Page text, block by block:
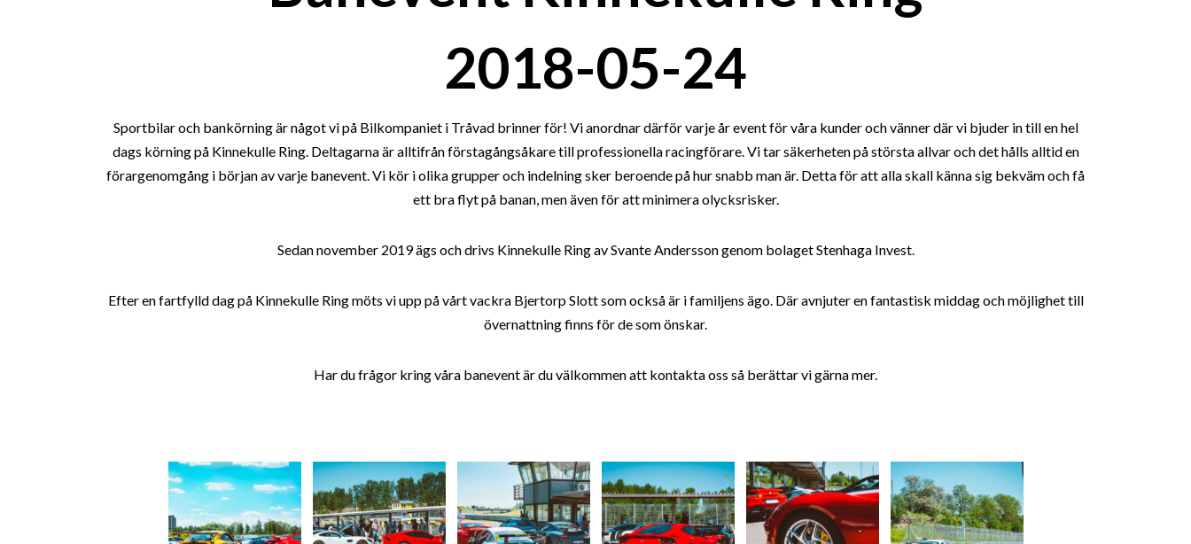
2018-05-24
Sportbilar och bankörning är något vi på Bilkompaniet i Tråvad brinner för! Vi anordnar därför varje år event för våra kunder och vänner där vi bjuder in till en hel
dags körning på Kinnekulle Ring. Deltagarna är alltifrån förstagångsåkare till professionella racingförare. Vi tar säkerheten på största allvar och det hålls alltid en
förargenomgång i början av varje banevent. Vi kör i olika grupper och indelning sker beroende på hur snabb man är. Detta för att alla skall känna sig bekväm och få
ett bra flyt på banan, men även för att minimera olycksrisker.
Sedan november 2019 ägs och drivs Kinnekulle Ring av Svante Andersson genom bolaget Stenhaga Invest.
Efter en fartfylld dag på Kinnekulle Ring möts vi upp på vårt vackra Bjertorp Slott som också är i familjens ägo. Där avnjuter en fantastisk middag och möjlighet till
övernattning finns för de som önskar.
Har du frågor kring våra banevent är du välkommen att kontakta oss så berättar vi gärna mer.